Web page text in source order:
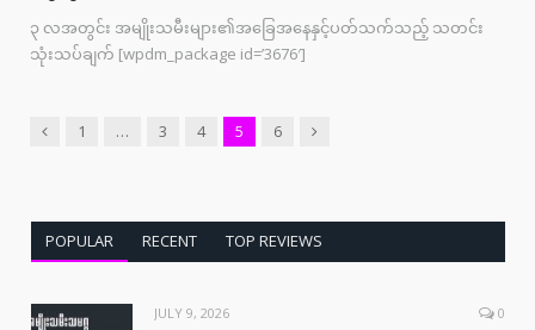
၃ လအတွင်း အမျိုးသမီးများ၏အခြေအနေနှင့်ပတ်သက်သည့် သတင်း
သုံးသပ်ချက် [wpdm_package id=’3676′]
Previous
1 … 3 4 5 6 Next
POPULAR RECENT TOP REVIEWS
JULY 9, 2026 0